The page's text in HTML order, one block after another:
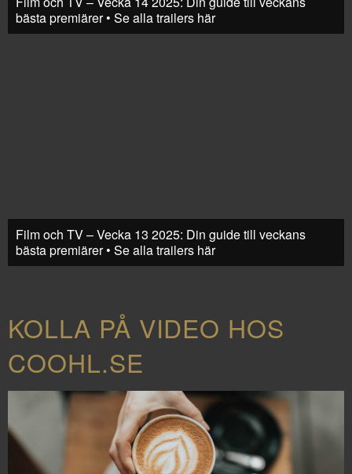
bästa premiärer • Se alla trailers här
Film och TV – Vecka 13 2025: Din guide till veckans
bästa premiärer • Se alla trailers här
KOLLA PÅ VIDEO HOS
COOHL.SE